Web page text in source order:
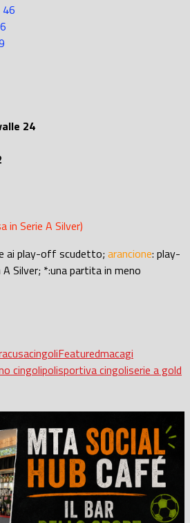
46
24
in Serie A Silver)
ai play-off scudetto; arancione: play-
Silver; *:una partita in meno
cingoliFeaturedmacagi
cingolipolisportiva cingoliserie a gold